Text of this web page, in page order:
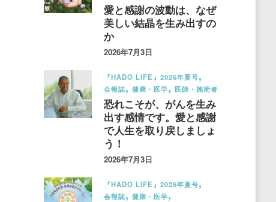
愛と感謝の波動は、なぜ
美しい結晶を生み出すの
か
2026年7月3日
『HADO LIFE』2026年夏号
会報誌
健康・医学 医師・施術者
恐れこそが、がんを生み
出す感情です。愛と感謝
で人生を取り戻しましょ
う！
2026年7月3日
『HADO LIFE』2026年夏号
会報誌
健康・医学